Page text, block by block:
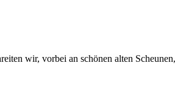
wir, vorbei an schönen alten